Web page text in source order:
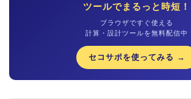
ツールでまるっと時短！
ブラウザですぐ使える
計算・設計ツールを無料配信中
セコサポを使ってみる →